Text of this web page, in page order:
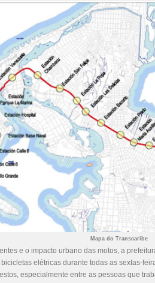
Mapa do Transcaribe
e o impacto urbano das motos, a
elétricas durante todas as sextas-
especialmente entre as pessoas que